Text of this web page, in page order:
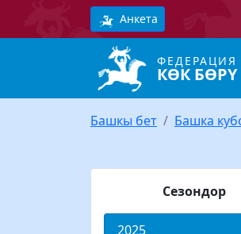
Анкета
ФЕДЕРАЦИЯ
КӨК БӨРҮ
Башкы бет Башка
Сезондор
2025